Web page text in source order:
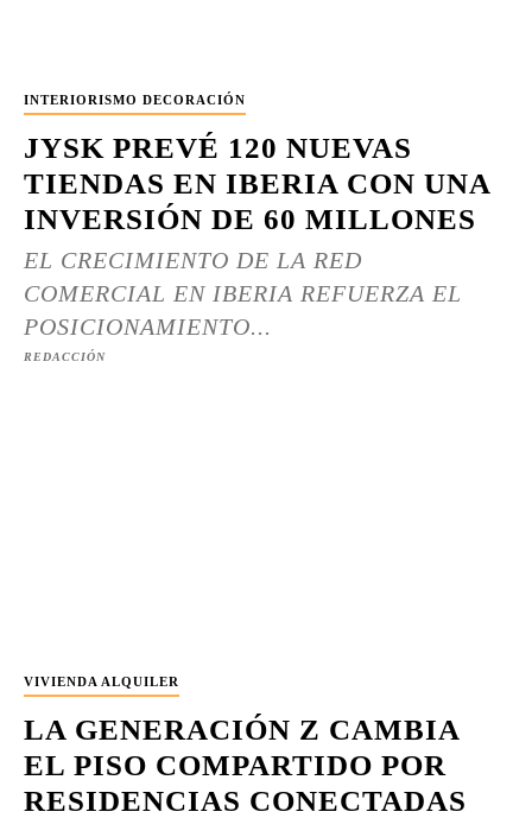
INTERIORISMO DECORACIÓN
JYSK PREVÉ 120 NUEVAS
TIENDAS EN IBERIA CON UNA
INVERSIÓN DE 60 MILLONES
EL CRECIMIENTO DE LA RED
COMERCIAL EN IBERIA REFUERZA EL
POSICIONAMIENTO...
REDACCIÓN
VIVIENDA ALQUILER
LA GENERACIÓN Z CAMBIA
EL PISO COMPARTIDO POR
RESIDENCIAS CONECTADAS